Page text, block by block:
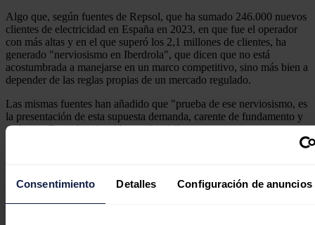
Consentimiento Detalles Configuración de anuncios
Algo que, según fuentes de Repsol, que ha sumado 246.000 nuevos
clientes de electricidad en España en 2023, en que fue el operador
con más altas y en el que superó los 2,1 millones de clientes, ha
generado "nerviosismo en Iberdrola", que dicen que no está
acostumbrada a manejarse en un marco competitivo, sino más bien a
depender de las reglas propias de un mercado regulado.
Las mismas fuentes han añadido que "prueba de ese nerviosismo, es
la presentación de esta supuesta demanda, carente de fundamento y
de la que Repsol no ha sido notificada".